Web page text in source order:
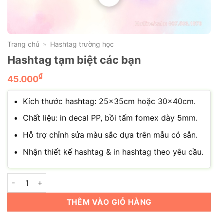
Trang chủ » Hashtag trường học
Hashtag tạm biệt các bạn
45.000₫
Kích thước hashtag: 25x35cm hoặc 30x40cm.
Chất liệu: in decal PP, bồi tấm fomex dày 5mm.
Hỗ trợ chỉnh sửa màu sắc dựa trên mẫu có sẵn.
Nhận thiết kế hashtag & in hashtag theo yêu cầu.
Hashtag tạm biệt các bạn số lượng
THÊM VÀO GIỎ HÀNG